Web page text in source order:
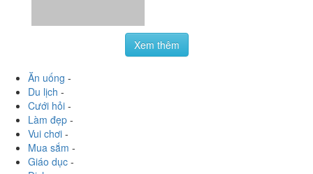
Vui chơi-
Dịch vụ